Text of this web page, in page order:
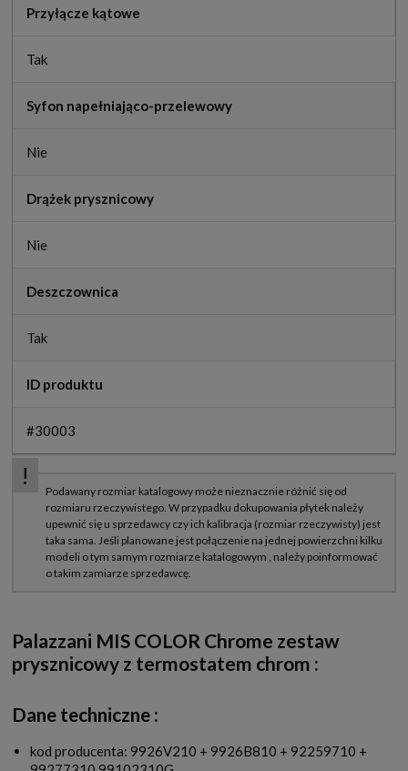
Przyłącze kątowe
Tak
Syfon napełniająco-przelewowy
Nie
Drążek prysznicowy
Nie
Deszczownica
Tak
ID produktu
#30003
Palazzani MIS COLOR Chrome zestaw
prysznicowy z termostatem chrom :
Dane techniczne :
kod producenta: 9926V210 + 9926B810 + 92259710 +